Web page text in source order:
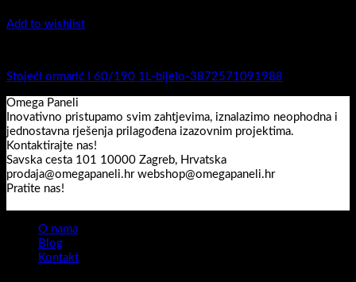
Add to wishlist
Stojeći ormarić I 60/190 1L-bijelo-3872571091988
Omega Paneli
Inovativno pristupamo svim zahtjevima, iznalazimo neophodna i
jednostavna rješenja prilagođena izazovnim projektima.
Kontaktirajte nas!
Savska cesta 101 10000 Zagreb, Hrvatska
prodaja@omegapaneli.hr webshop@omegapaneli.hr
Pratite nas!
O nama
Blog
Kontakt